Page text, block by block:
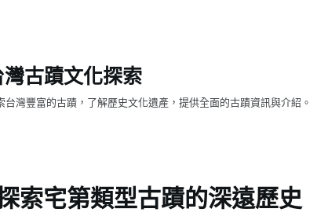
灣古蹟文化探索
台灣豐富的古蹟，了解歷史文化遺產，提供全面的古蹟資訊與介紹。
索宅第類型古蹟的深遠歷史